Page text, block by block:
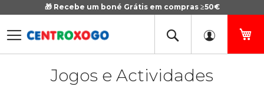
🎁 Recebe um boné Grátis em compras ≥50€
Ir
Conteúdo
Jogos e Actividades